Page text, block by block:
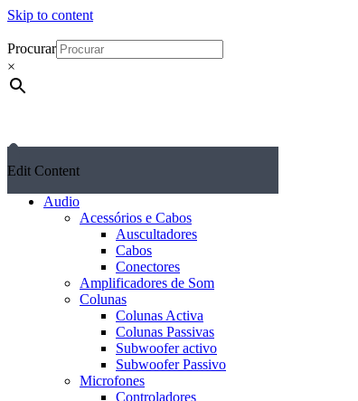
Skip to content
Procurar
×
Edit Content
Audio
Acessórios e Cabos
Auscultadores
Cabos
Conectores
Amplificadores de Som
Colunas
Colunas Activa
Colunas Passivas
Subwoofer activo
Subwoofer Passivo
Microfones
Controladores